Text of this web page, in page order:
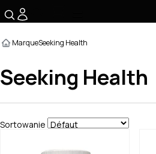
MarqueSeeking Health
Seeking Health
Sortowanie